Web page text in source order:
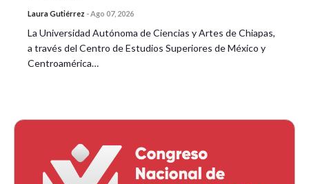
Laura Gutiérrez -Ago 07, 2026
La Universidad Autónoma de Ciencias y Artes de Chiapas,
a través del Centro de Estudios Superiores de México y
Centroamérica…